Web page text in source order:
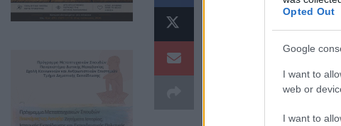
Opted Out
Google
I want to
web or
I want to
βρίσκεται
Ακόμα δεν έχει
πληροφορίες να
οποίοι φέρονται